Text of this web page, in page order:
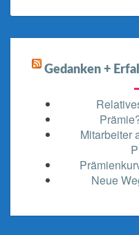
Gedanken +
Mitarbeiter
Neue